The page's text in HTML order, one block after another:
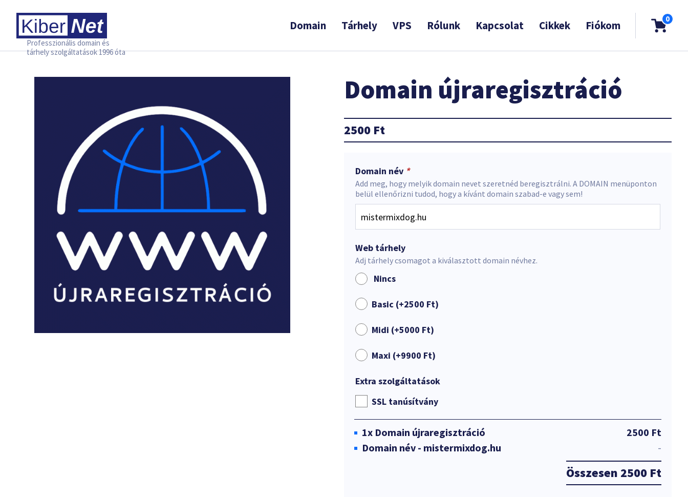
Professzionális domain és
tárhely szolgáltatások 1996 óta
Domain Tárhely VPS Rólunk Kapcsolat Cikkek Fiókom 0
Domain újraregisztráció
2500 Ft
Domain név *
Add meg, hogy melyik domain nevet szeretnéd beregisztrálni. A DOMAIN menüponton
belül ellenőrizni tudod, hogy a kívánt domain szabad-e vagy sem!
Web tárhely
Adj tárhely csomagot a kiválasztott domain névhez.
Nincs
Basic (+2500 Ft)
Midi (+5000 Ft)
Maxi (+9900 Ft)
Extra szolgáltatások
SSL tanúsítvány
1x Domain újraregisztráció
2500 Ft
Domain név - mistermixdog.hu
-
Összesen 2500 Ft